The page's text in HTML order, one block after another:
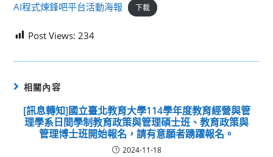
AI程式煉鋒吧平台活動海報 下載
Post Views: 234
相關內容
[訊息轉知]國立臺北教育大學114學年度教育經營與管
理學系日間學制教育政策與管理碩士班、教育政策與
管理博士班開始報名，請有意願者踴躍報名。
2024-11-18